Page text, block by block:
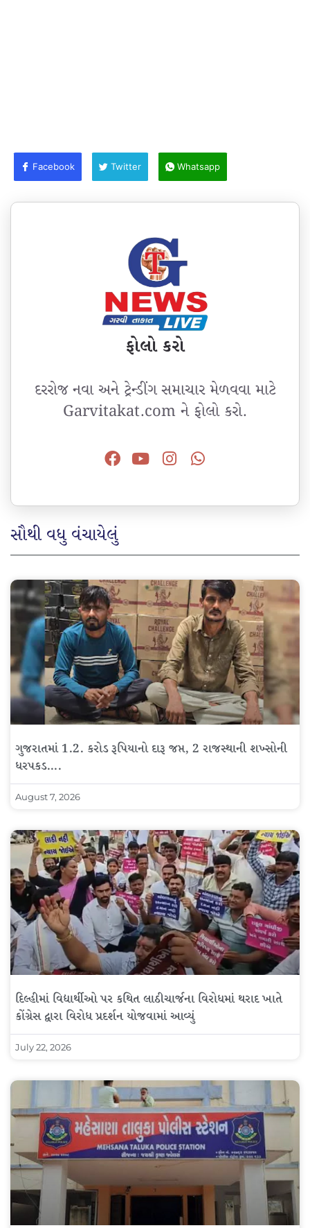
Facebook Twitter Whatsapp
ફોલો કરો
દરરોજ નવા અને ટ્રેન્ડીંગ સમાચાર મેળવવા માટે
Garvitakat.com ને ફોલો કરો.
સૌથી વધુ વંચાયેલું
ગુજરાતમાં 1.2. કરોડ રૂપિયાનો દારૂ જપ્ત, 2 રાજસ્થાની શખ્સોની
ધરપકડ….
August 7, 2026
દિલ્હીમાં વિદ્યાર્થીઓ પર કથિત લાઠીચાર્જના વિરોધમાં થરાદ ખાતે
કોંગ્રેસ દ્વારા વિરોધ પ્રદર્શન યોજવામાં આવ્યું
July 22, 2026